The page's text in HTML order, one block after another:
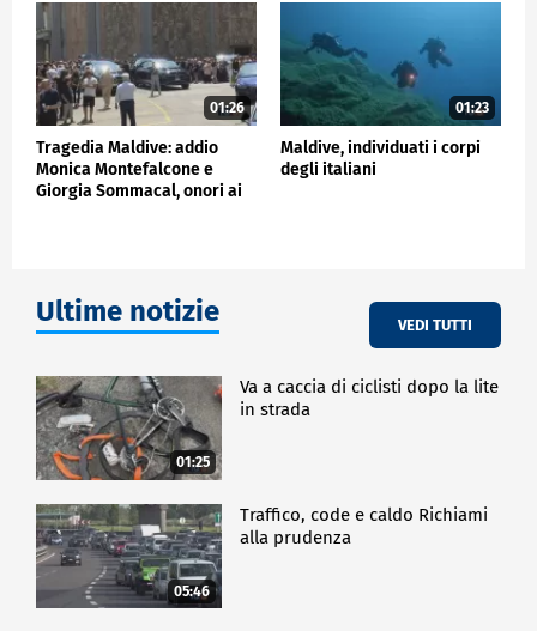
cause della tragedia e si indaga su quali permessi
fossero stati concessi al gruppo per la ricerca e le
immersioni.
ESTERI
01:26
Tragedia Maldive: addio
Monica Montefalcone e
Giorgia Sommacal, onori ai
01:23
Maldive, individuati i corpi
degli italiani
Ultime notizie VEDI TUTTI
01:25
Va a caccia di ciclisti dopo la lite
in strada
05:46
Traffico, code e caldo Richiami
alla prudenza